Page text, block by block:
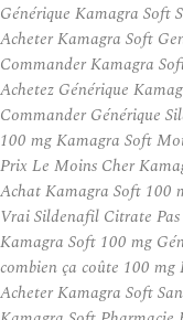
Générique Kamagra Soft
Acheter Kamagra Soft
Commander Kamagra
Achetez Générique
Commander Générique
100 mg Kamagra Soft
Prix Le Moins Cher
Achat Kamagra Soft 100
Vrai Sildenafil Citrate
Kamagra Soft 100 mg
combien ça coûte 100
Acheter Kamagra Soft